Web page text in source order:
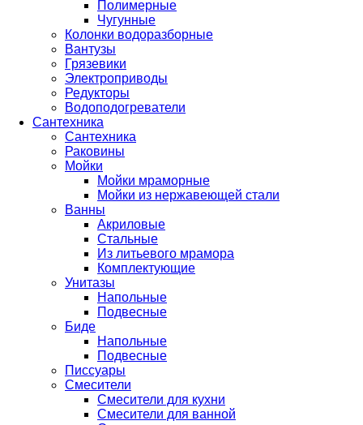
Полимерные
Чугунные
Колонки водоразборные
Вантузы
Грязевики
Электроприводы
Редукторы
Водоподогреватели
Сантехника
Сантехника
Раковины
Мойки
Мойки мраморные
Мойки из нержавеющей стали
Ванны
Акриловые
Стальные
Из литьевого мрамора
Комплектующие
Унитазы
Напольные
Подвесные
Биде
Напольные
Подвесные
Писсуары
Смесители
Смесители для кухни
Смесители для ванной